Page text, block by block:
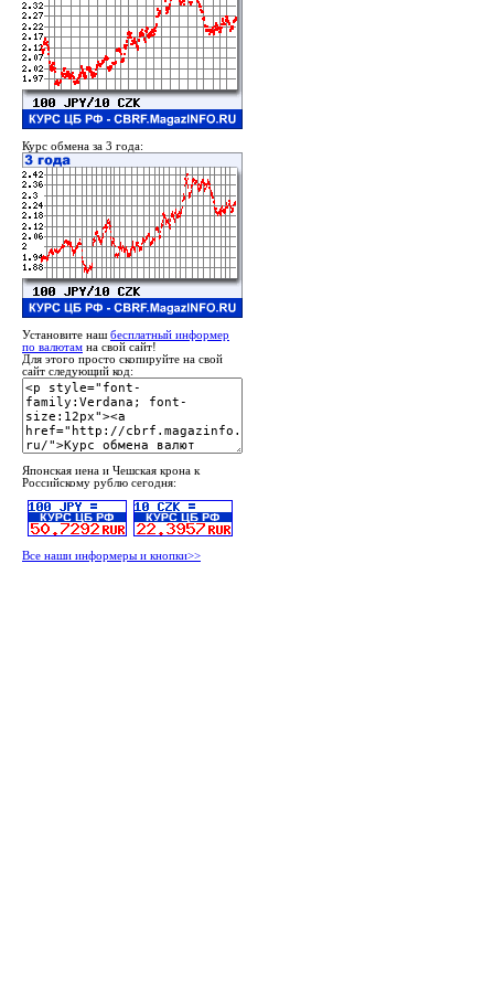
Курс обмена за 3 года:
Установите наш бесплатный информер
по валютам на свой сайт!
Для этого просто скопируйте на свой
сайт следующий код:
Японская иена и Чешская крона к
Российскому рублю сегодня:
Все наши информеры и кнопки>>